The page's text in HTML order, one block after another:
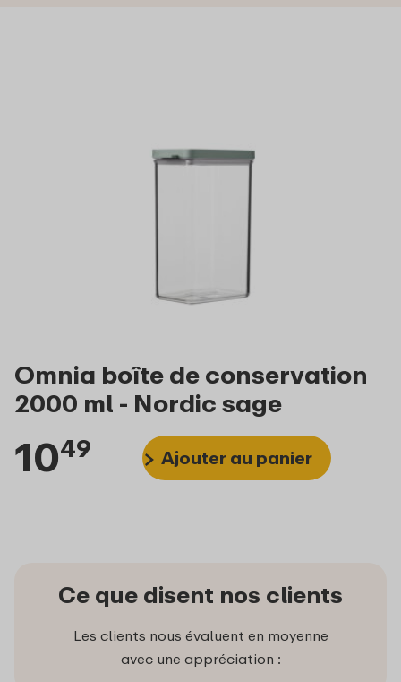
Omnia boîte de conservation
2000 ml - Nordic sage
1049 Ajouter au panier
Ce que disent nos clients
Les clients nous évaluent en moyenne
avec une appréciation :